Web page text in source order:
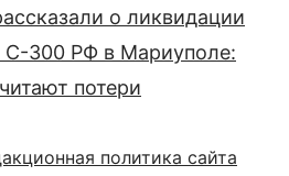
о ликвидации
С-300 РФ в Мариуполе:
потери
политика сайта